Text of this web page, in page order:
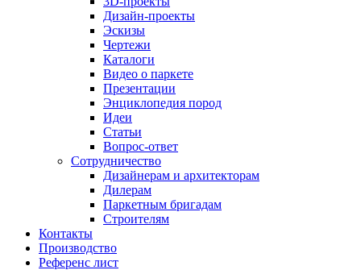
Дизайн-проекты
Эскизы
Чертежи
Каталоги
Видео о паркете
Презентации
Энциклопедия пород
Идеи
Статьи
Вопрос-ответ
Сотрудничество
Дизайнерам и архитекторам
Дилерам
Паркетным бригадам
Строителям
Контакты
Производство
Референс лист